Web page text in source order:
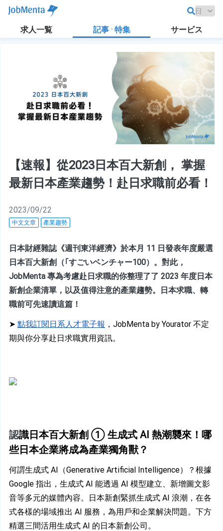
求人一覧 記事 · 特集 サービス
【速報】從2023日本百大新創， 掌握
最新日本產業趨勢！赴日求職前必看！
2023/09/22
中文文章 產業趨勢
日本財經雜誌《週刊東洋經濟》於本月 11 日發表年度嚴選
日本百大新創（｢すごいベンチャー100）。對此，
JobMenta 專為考慮赴日求職的你整理了了 2023 年度日本
新創企業清單，以及值得注意的產業趨勢。日本求職、轉
職前可先速讀這篇！
➤ 點我訂閱日系人才電子報 ，JobMenta by Yourator 不定
期與你分享赴日求職實用資訊。
認識日本百大新創 ① 生成式 AI 熱潮襲來！哪
些日本企業將成為產業獨角獸？
何謂生成式 AI（Generative Artificial Intelligence）？根據
Google 指出，生成式 AI 能透過 AI 模型建立、新增圖文影
音等多元的媒體內容。日本新創緊抓生成式 AI 浪潮，在各
式各樣的場域推出 AI 服務，為用戶和企業解決問題。下方
精選三間活用生成式 AI 的日本新創公司。